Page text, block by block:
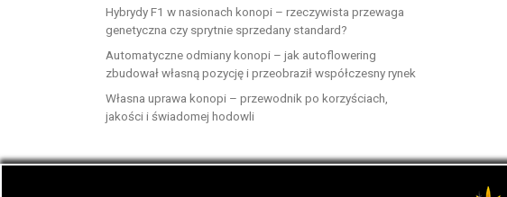
Hybrydy F1 w nasionach konopi – rzeczywista przewaga
genetyczna czy sprytnie sprzedany standard?
Automatyczne odmiany konopi – jak autoflowering
zbudował własną pozycję i przeobraził współczesny rynek
Własna uprawa konopi – przewodnik po korzyściach,
jakości i świadomej hodowli